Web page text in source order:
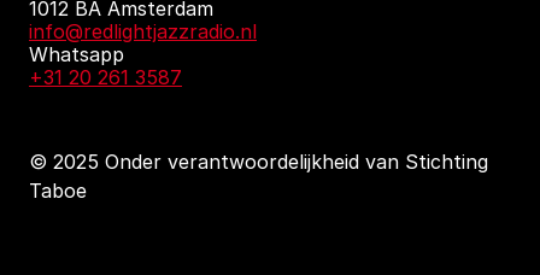
1012 BA Amsterdam
info@redlightjazzradio.nl
Whatsapp
+31 20 261 3587
© 2025 Onder verantwoordelijkheid van Stichting
Taboe